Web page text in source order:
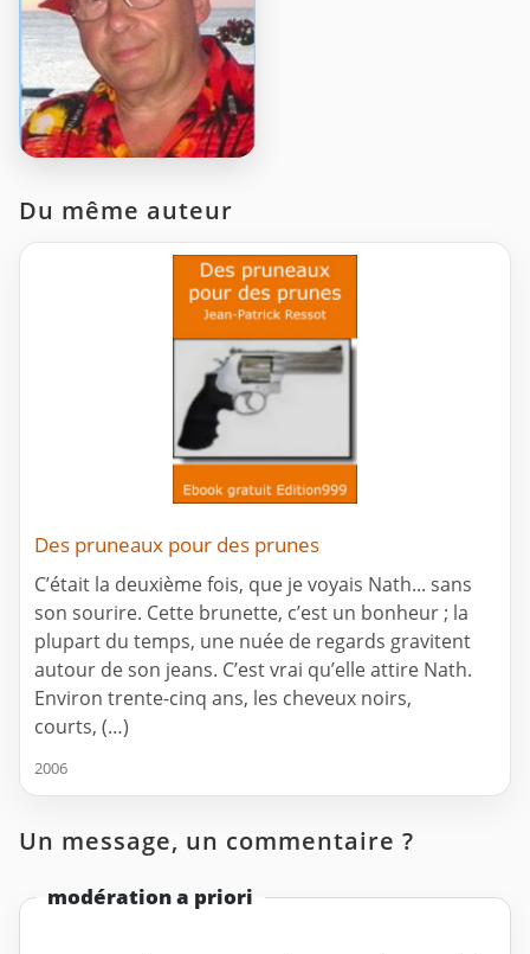
Du même auteur
Des pruneaux pour des prunes
C’était la deuxième fois, que je voyais Nath... sans
son sourire. Cette brunette, c’est un bonheur ; la
plupart du temps, une nuée de regards gravitent
autour de son jeans. C’est vrai qu’elle attire Nath.
Environ trente-cinq ans, les cheveux noirs,
courts, (…)
2006
Un message, un commentaire ?
modération a priori